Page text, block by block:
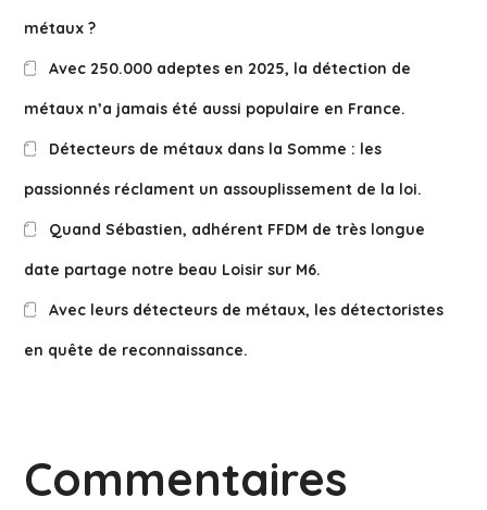
métaux ?
Avec 250.000 adeptes en 2025, la détection de
métaux n’a jamais été aussi populaire en France.
Détecteurs de métaux dans la Somme : les
passionnés réclament un assouplissement de la loi.
Quand Sébastien, adhérent FFDM de très longue
date partage notre beau Loisir sur M6.
Avec leurs détecteurs de métaux, les détectoristes
en quête de reconnaissance.
Commentaires